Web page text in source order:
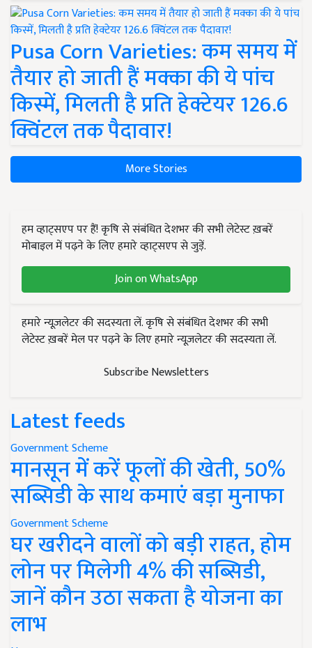
Pusa Corn Varieties: कम समय में
तैयार हो जाती हैं मक्का की ये पांच
किस्में, मिलती है प्रति हेक्टेयर 126.6
क्विंटल तक पैदावार!
More Stories
हम व्हाट्सएप पर हैं! कृषि से संबंधित देशभर की सभी लेटेस्ट ख़बरें
मोबाइल में पढ़ने के लिए हमारे व्हाट्सएप से जुड़ें.
Join on WhatsApp
हमारे न्यूज़लेटर की सदस्यता लें. कृषि से संबंधित देशभर की सभी
लेटेस्ट ख़बरें मेल पर पढ़ने के लिए हमारे न्यूज़लेटर की सदस्यता लें.
Subscribe Newsletters
Latest feeds
Government Scheme
मानसून में करें फूलों की खेती, 50%
सब्सिडी के साथ कमाएं बड़ा मुनाफा
Government Scheme
घर खरीदने वालों को बड़ी राहत, होम
लोन पर मिलेगी 4% की सब्सिडी,
जानें कौन उठा सकता है योजना का
लाभ